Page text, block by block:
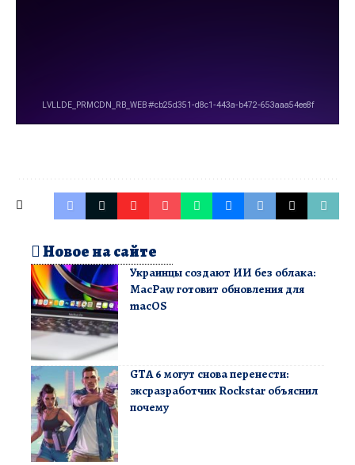
Новое на сайте
Украинцы создают ИИ без облака:
MacPaw готовит обновления для
macOS
GTA 6 могут снова перенести:
эксразработчик Rockstar объяснил
почему